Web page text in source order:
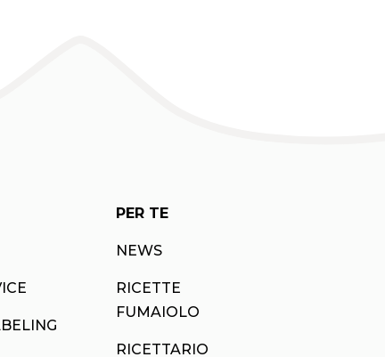
PER TE
NEWS
RICETTE
FUMAIOLO
RICETTARIO